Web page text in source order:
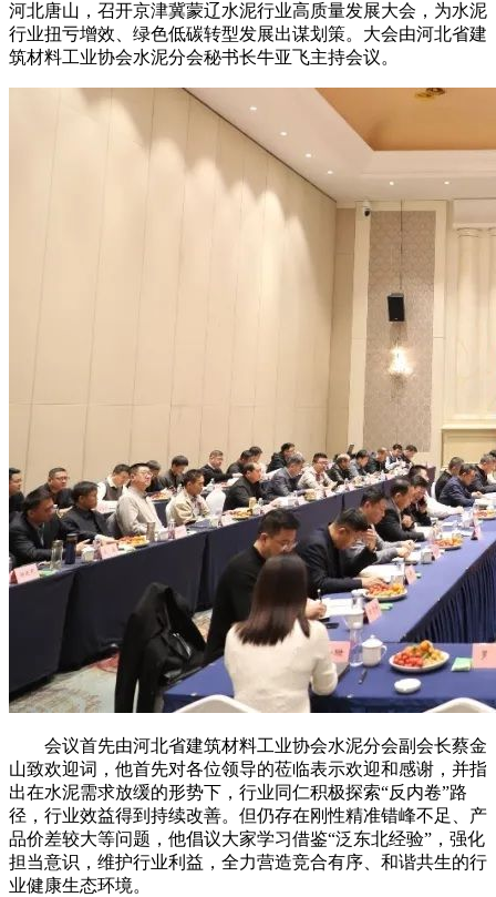
河北唐山，召开京津冀蒙辽水泥行业高质量发展大会，为水泥
行业扭亏增效、绿色低碳转型发展出谋划策。大会由河北省建
筑材料工业协会水泥分会秘书长牛亚飞主持会议。
会议首先由河北省建筑材料工业协会水泥分会副会长蔡金
山致欢迎词，他首先对各位领导的莅临表示欢迎和感谢，并指
出在水泥需求放缓的形势下，行业同仁积极探索“反内卷”路
径，行业效益得到持续改善。但仍存在刚性精准错峰不足、产
品价差较大等问题，他倡议大家学习借鉴“泛东北经验”，强化
担当意识，维护行业利益，全力营造竞合有序、和谐共生的行
业健康生态环境。